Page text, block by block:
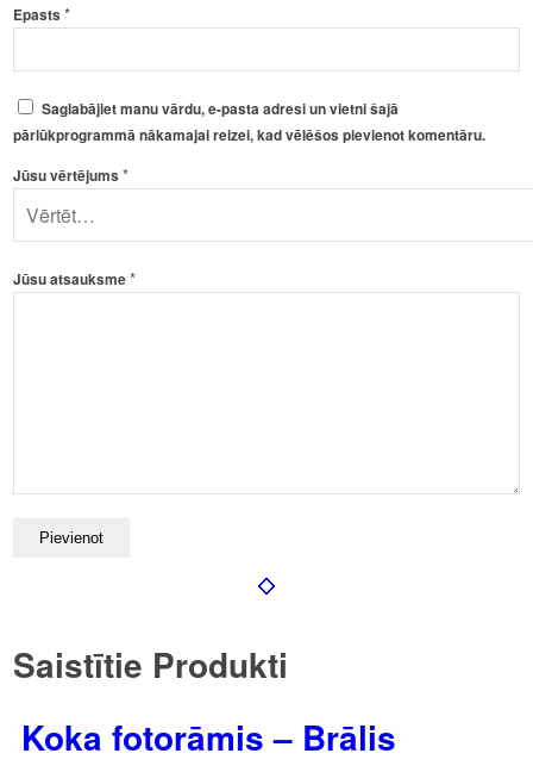
Epasts*
Saglabājiet manu vārdu, e-pasta adresi un vietni šajā
pārlūkprogrammā nākamajai reizei, kad vēlēšos pievienot komentāru.
Jūsu vērtējums*
Jūsu atsauksme*
Saistītie Produkti
Koka fotorāmis – Brālis